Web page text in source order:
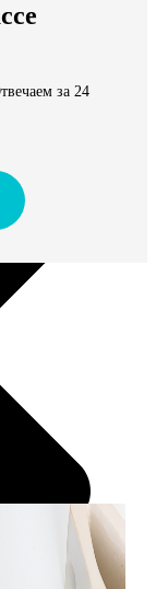
за 24